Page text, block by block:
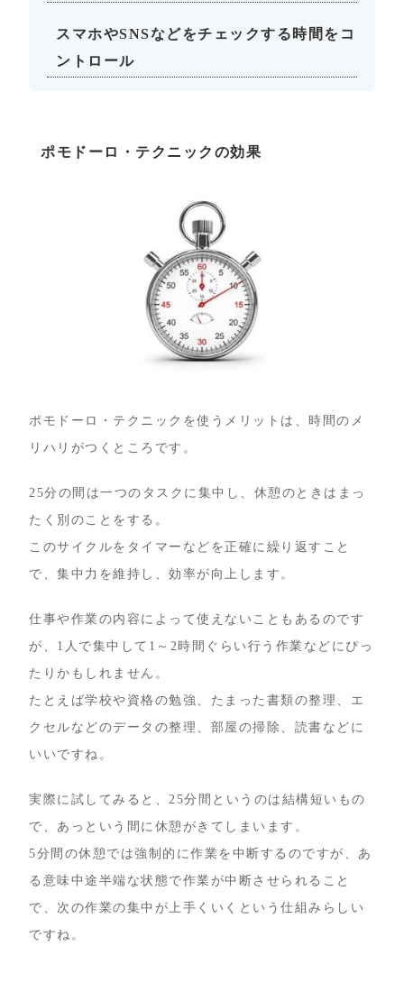
スマホやSNSなどをチェックする時間をコ
ントロール
ポモドーロ・テクニックの効果
ポモドーロ・テクニックを使うメリットは、時間のメ
リハリがつくところです。
25分の間は一つのタスクに集中し、休憩のときはまっ
たく別のことをする。
このサイクルをタイマーなどを正確に繰り返すこと
で、集中力を維持し、効率が向上します。
仕事や作業の内容によって使えないこともあるのです
が、1人で集中して1～2時間ぐらい行う作業などにぴっ
たりかもしれません。
たとえば学校や資格の勉強、たまった書類の整理、エ
クセルなどのデータの整理、部屋の掃除、読書などに
いいですね。
実際に試してみると、25分間というのは結構短いもの
で、あっという間に休憩がきてしまいます。
5分間の休憩では強制的に作業を中断するのですが、あ
る意味中途半端な状態で作業が中断させられること
で、次の作業の集中が上手くいくという仕組みらしい
ですね。